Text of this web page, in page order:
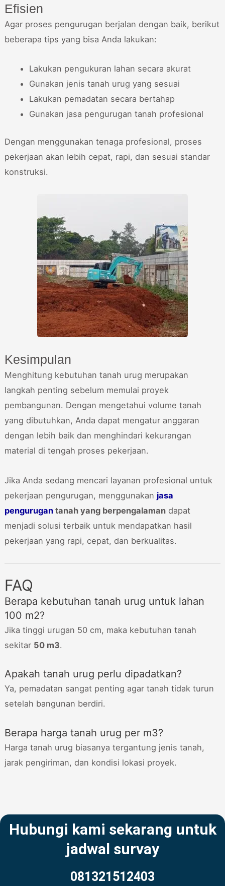
Efisien
Agar proses pengurugan berjalan dengan baik, berikut
beberapa tips yang bisa Anda lakukan:
Lakukan pengukuran lahan secara akurat
Gunakan jenis tanah urug yang sesuai
Lakukan pemadatan secara bertahap
Gunakan jasa pengurugan tanah profesional
Dengan menggunakan tenaga profesional, proses
pekerjaan akan lebih cepat, rapi, dan sesuai standar
konstruksi.
Kesimpulan
Menghitung kebutuhan tanah urug merupakan
langkah penting sebelum memulai proyek
pembangunan. Dengan mengetahui volume tanah
yang dibutuhkan, Anda dapat mengatur anggaran
dengan lebih baik dan menghindari kekurangan
material di tengah proses pekerjaan.
Jika Anda sedang mencari layanan profesional untuk
pekerjaan pengurugan, menggunakan jasa
pengurugantanah yang berpengalamandapat
menjadi solusi terbaik untuk mendapatkan hasil
pekerjaan yang rapi, cepat, dan berkualitas.
FAQ
Berapa kebutuhan tanah urug untuk lahan
100 m2?
Jika tinggi urugan 50 cm, maka kebutuhan tanah
sekitar 50 m3.
Apakah tanah urug perlu dipadatkan?
Ya, pemadatan sangat penting agar tanah tidak turun
setelah bangunan berdiri.
Berapa harga tanah urug per m3?
Harga tanah urug biasanya tergantung jenis tanah,
jarak pengiriman, dan kondisi lokasi proyek.
Hubungi kami sekarang untuk
jadwal survay
081321512403